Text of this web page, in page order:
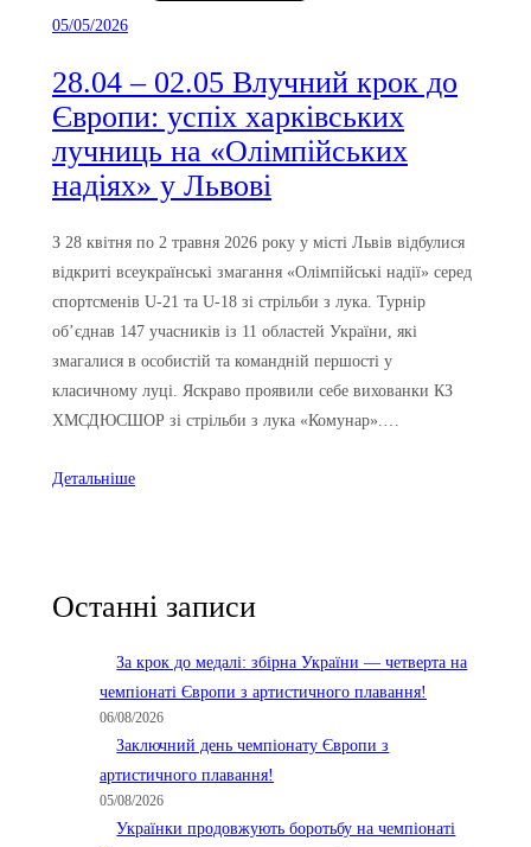
05/05/2026
28.04 – 02.05 Влучний крок до
Європи: успіх харківських
лучниць на «Олімпійських
надіях» у Львові
З 28 квітня по 2 травня 2026 року у місті Львів відбулися
відкриті всеукраїнські змагання «Олімпійські надії» серед
спортсменів U-21 та U-18 зі стрільби з лука. Турнір
об’єднав 147 учасників із 11 областей України, які
змагалися в особистій та командній першості у
класичному луці. Яскраво проявили себе вихованки КЗ
ХМСДЮСШОР зі стрільби з лука «Комунар».…
Детальніше
Останні записи
За крок до медалі: збірна України — четверта на
чемпіонаті Європи з артистичного плавання!
06/08/2026
Заключний день чемпіонату Європи з
артистичного плавання!
05/08/2026
Українки продовжують боротьбу на чемпіонаті